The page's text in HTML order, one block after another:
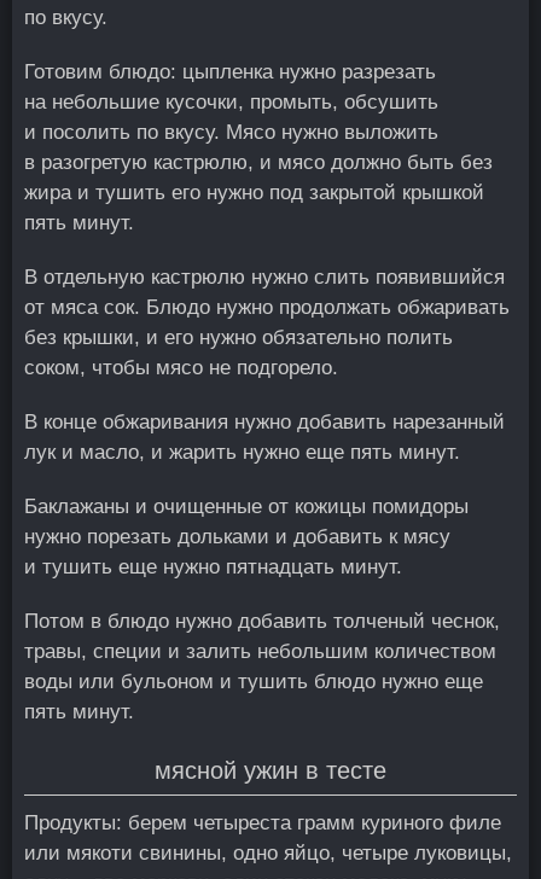
по вкусу.
Готовим блюдо: цыпленка нужно разрезать
на небольшие кусочки, промыть, обсушить
и посолить по вкусу. Мясо нужно выложить
в разогретую кастрюлю, и мясо должно быть без
жира и тушить его нужно под закрытой крышкой
пять минут.
В отдельную кастрюлю нужно слить появившийся
от мяса сок. Блюдо нужно продолжать обжаривать
без крышки, и его нужно обязательно полить
соком, чтобы мясо не подгорело.
В конце обжаривания нужно добавить нарезанный
лук и масло, и жарить нужно еще пять минут.
Баклажаны и очищенные от кожицы помидоры
нужно порезать дольками и добавить к мясу
и тушить еще нужно пятнадцать минут.
Потом в блюдо нужно добавить толченый чеснок,
травы, специи и залить небольшим количеством
воды или бульоном и тушить блюдо нужно еще
пять минут.
мясной ужин в тесте
Продукты: берем четыреста грамм куриного филе
или мякоти свинины, одно яйцо, четыре луковицы,